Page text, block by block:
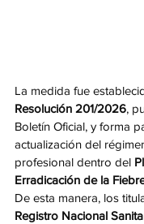
La medida fue
Resolución 201/2026,
Boletín Oficial, y forma
actualización del
profesional dentro del
Erradicación de la
De esta manera, los
Registro Nacional